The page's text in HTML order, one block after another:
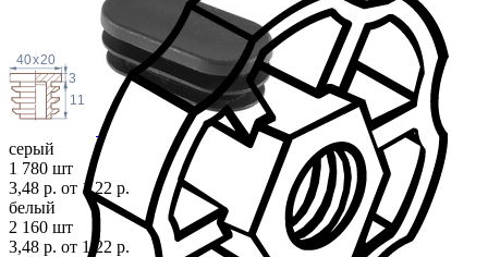
3
11
20
x
40
серый
1 780 шт
3,48 р. от 1,22 р.
белый
2 160 шт
3,48 р. от 1,22 р.